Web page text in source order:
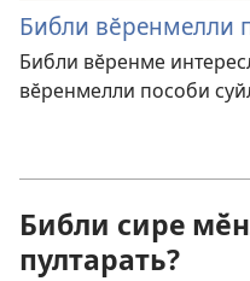
Библи вӗренмелли
Библи вӗренме
вӗренмелли пособи
Библи сире
пултарать?